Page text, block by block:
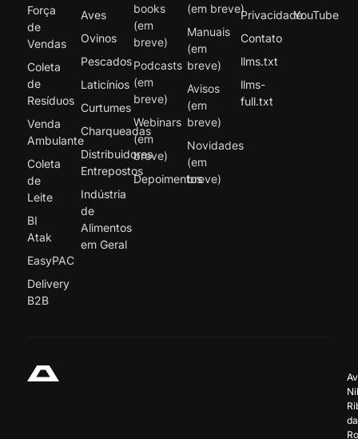
Força
de
Vendas
Coleta
de
Resíduos
Venda
Ambulante
Coleta
de
Leite
BI
Atak
EasyPAC
Delivery
B2B
Aves
Ovinos
Pescados
Laticínios
Curtumes
Charqueadas
Distribuidores
Entrepostos
Indústria
de
Alimentos
em Geral
books
(em
breve)
Podcasts
(em
breve)
Webinars
(em
breve)
Depoimentos
(em breve)
Manuais
(em
breve)
Avisos
(em
breve)
Novidades
(em
breve)
Privacidade
Contato
llms.txt
llms-
full.txt
YouTube
da